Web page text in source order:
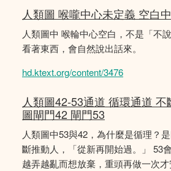
人類圖 喉嚨中心未定義 空白
人類圖中 喉輪中心空白，不是「不
看著東西，會自然說出話來。
hd.ktext.org/content/3476
人類圖42-53通道 循環通道
圖閘門42 閘門53
人類圖中53與42，為什麼是循理？
斷推動人，「從新再開始過。」 53
越弄越亂而想放棄，重頭再做一次